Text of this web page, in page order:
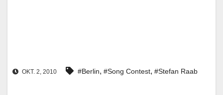
OKT. 2, 2010 #Berlin, #Song Contest, #Stefan Raab